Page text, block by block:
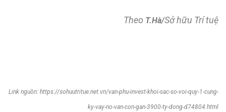
Theo T.Hà/Sở hữu Trí tuệ
Link nguồn: https://sohuutritue.net.vn/van-phu-invest-khoi-sac-so-voi-quy-1-cung-
ky-vay-no-van-con-gan-3900-ty-dong-d74804.html